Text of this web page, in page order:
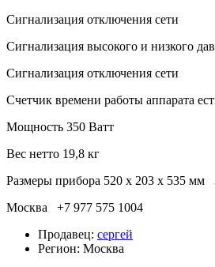
Сигнализация отключения сети
Сигнализация высокого и низкого
Сигнализация отключения сети
Счетчик времени работы аппарата
Мощность 350 Ватт
Вес нетто 19,8 кг
Размеры прибора 520 x 203 x 535
Москва +7 977 575 1004
Продавец: сергей
Регион: Москва